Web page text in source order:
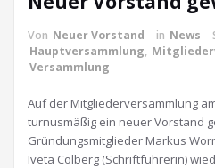
Von Neuer Vorstand in News
Hauptversammlung,
Versammlung
Auf der Mitgliederversammlung
turnusmäßig ein neuer Vorstand
Gründungsmitglieder Markus
Iveta Colberg (Schriftführerin)